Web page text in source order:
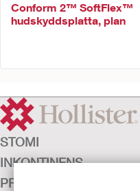
Conform 2™ SoftFlex™
hudskyddsplatta, plan
STOMI
INKONTINENS
PRODUKTER